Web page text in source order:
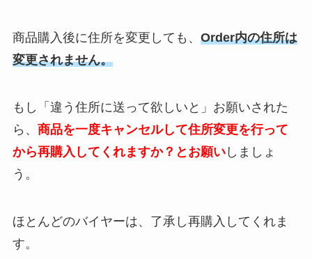
商品購入後に住所を変更しても、 Order内の住所は
変更されません。
もし「違う住所に送って欲しいと」お願いされた
ら、 商品を一度キャンセルして住所変更を行って
から再購入してくれますか？とお願いしましょ
う。
ほとんどのバイヤーは、了承し再購入してくれま
す。